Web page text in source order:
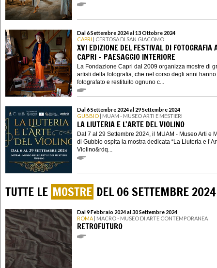
Dal 6 Settembre 2024 al 13 Ottobre 2024
CAPRI | CERTOSA DI SAN GIACOMO
XVI EDIZIONE DEL FESTIVAL DI FOTOGRAFIA
CAPRI - PAESAGGIO INTERIORE
La Fondazione Capri dal 2009 organizza mostre di
artisti della fotografia, che nel corso degli anni hanno
fotografato e restituito ognuno c...
Dal 6 Settembre 2024 al 29 Settembre 2024
GUBBIO | MUAM - MUSEO ARTI E MESTIERI
LA LIUTERIA E L'ARTE DEL VIOLINO
Dal 7 al 29 Settembre 2024, il MUAM - Museo Arti e
di Gubbio ospita la mostra dedicata “La Liuteria e
Violino&rdq...
TUTTE LE MOSTRE DEL 06 SETTEMBRE 2024
Dal 9 Febbraio 2024 al 30 Settembre 2024
ROMA | MACRO - MUSEO DI ARTE CONTEMPORANEA
RETROFUTURO